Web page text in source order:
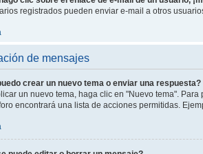
registrados pueden enviar e-mail a otros
de mensajes
crear un nuevo tema o enviar una respuesta?
un nuevo tema, haga clic en "Nuevo tema".
encontrará una lista de acciones permitidas.